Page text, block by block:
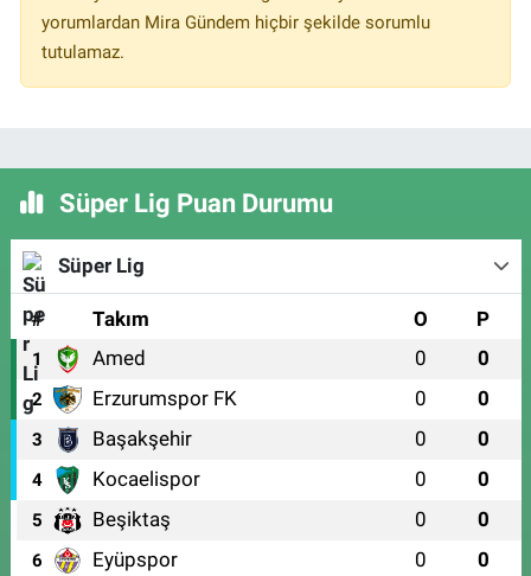
yorumlardan Mira Gündem hiçbir şekilde sorumlu
tutulamaz.
Süper Lig Puan Durumu
Süper Lig
# Takım O P
1 Amed 0 0
2 Erzurumspor FK 0 0
3 Başakşehir 0 0
4 Kocaelispor 0 0
5 Beşiktaş 0 0
6 Eyüpspor 0 0